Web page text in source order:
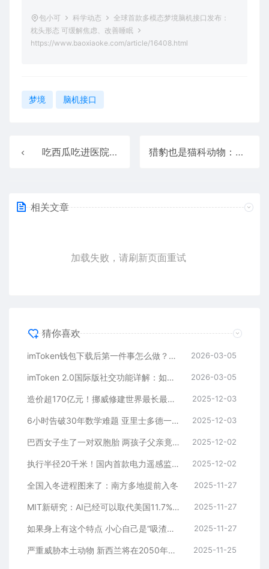
包小可 科学动态
全球首款多模态梦境脑机接口发布：
枕头形态 可缓解焦虑、改善睡眠
https://www.baoxiaoke.com/article/16408.html
梦境 脑机接口
吃西瓜吃进医院：夏天警惕这些“家电杀手” 猎豹也是猫科动物：为什么它不能像花豹一样擅长爬树
相关文章
加载失败，请刷新页面重试
猜你喜欢
imToken钱包下载后第一件事怎么做？安全备份助记词是关键 2026-03-05
imToken 2.0国际版社交功能详解：如何通过好友找回钱包？ 2026-03-05
造价超170亿元！挪威修建世界最长最深海底公路隧道 2025-12-03
6小时告破30年数学难题 亚里士多德一夜成名 2025-12-03
巴西女子生了一对双胞胎 两孩子父亲竟不是同一人！ 2025-12-02
执行半径20千米！国内首款电力遥感监测领域系留飞艇首飞 2025-12-02
全国入冬进程图来了：南方多地提前入冬 2025-11-27
MIT新研究：AI已经可以取代美国11.7%劳动力 2025-11-27
如果身上有这个特点 小心自己是“吸渣体质” 2025-11-27
严重威胁本土动物 新西兰将在2050年前消灭240万只野猫 2025-11-25